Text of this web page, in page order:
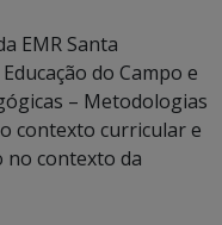
EMR Santa
do Campo e
– Metodologias
contexto curricular e
no contexto da